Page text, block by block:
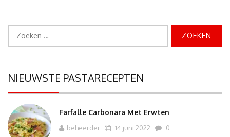
naar:
NIEUWSTE PASTARECEPTEN
Farfalle Carbonara Met Erwten
beheerder 14 juni 2022 0